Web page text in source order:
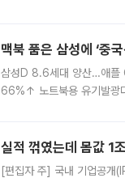
맥북 품은 삼성에 ‘중
삼성D 8.6세대 양산…애플
66%↑ 노트북용 유기발광
실적 꺾였는데 몸값 1
[편집자 주] 국내 기업공개